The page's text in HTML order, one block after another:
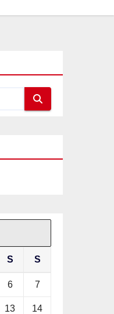
S S
6 7
13 14